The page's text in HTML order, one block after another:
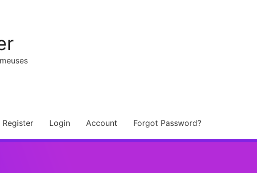
Register Login Account Forgot Password?